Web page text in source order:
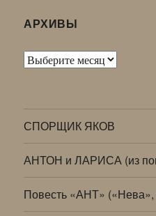
АРХИВЫ
Архивы
СПОРЩИК ЯКОВ
АНТОН и ЛАРИСА (из
Повесть «АНТ»